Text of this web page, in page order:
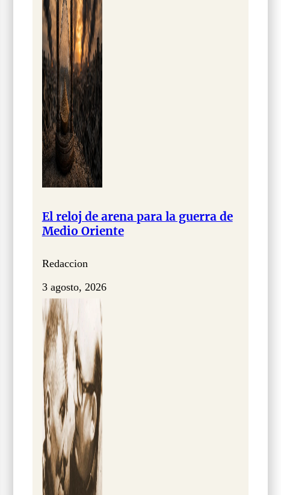
El reloj de arena para la guerra de
Medio Oriente
Redaccion
3 agosto, 2026